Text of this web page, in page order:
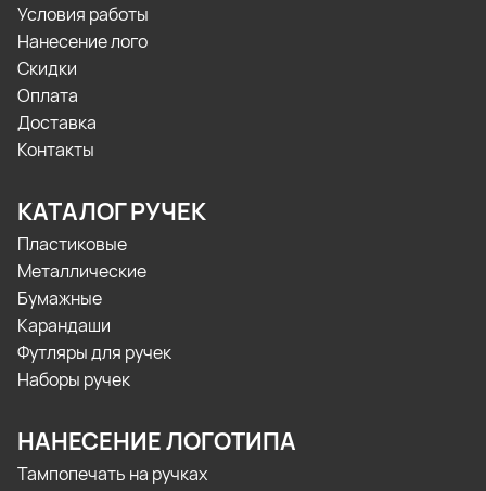
Условия работы
Нанесение лого
Скидки
Оплата
Доставка
Контакты
КАТАЛОГ РУЧЕК
Пластиковые
Металлические
Бумажные
Карандаши
Футляры для ручек
Наборы ручек
НАНЕСЕНИЕ ЛОГОТИПА
Тампопечать на ручках